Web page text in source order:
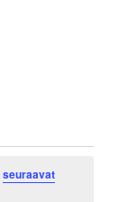
seuraavat